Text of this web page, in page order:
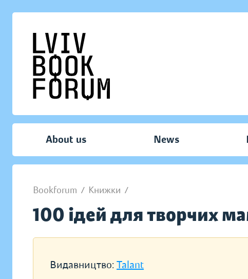
About us News
Bookforum / Книжки /
100 ідей для творчих
Видавництво: Talant